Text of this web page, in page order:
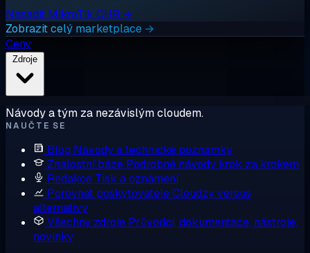
Nasadit MikroTik CHR →
Zobrazit celý marketplace →
Ceny
Návody a tým za nezávislým cloudem.
NAUČTE SE
Blog Návody a technické poznámky
Znalostní báze Podrobné návody krok za krokem
Redakce Tisk a oznámení
Porovnat poskytovateleCloudzy versus
alternativy
Všechny zdroje Průvodci, dokumentace, nástroje,
novinky